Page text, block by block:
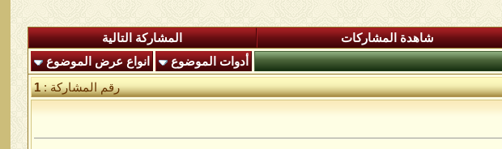
شاهدة المشاركات
المشاركة التالية
أدوات الموضوع
انواع عرض الموضوع
رقم المشاركة :1